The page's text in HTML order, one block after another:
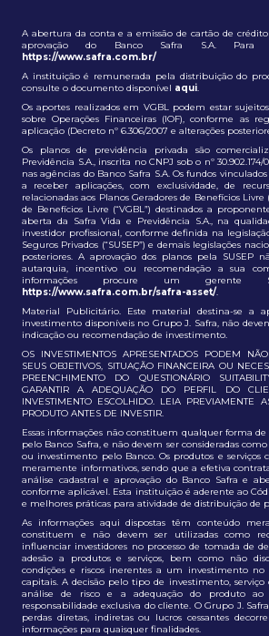
A abertura da conta e a emissão de cartão de
aprovação do Banco Safra S.A. Para
https://www.safra.com.br/
A instituição é remunerada pela distribuição do
consulte o documento disponível aqui.
Os aportes realizados em VGBL podem estar
sobre Operações Financeiras (IOF), conforme as
aplicação (Decreto nº 6.306/2007 e alterações
Os planos de previdência privada são
Previdência S.A., inscrita no CNPJ sob o nº
nas agências do Banco Safra S.A. Os fundos
a receber aplicações, com exclusividade, de
relacionadas aos Planos Geradores de Benefícios Livre
de Benefícios Livre (“VGBL”) destinados a
aberta da Safra Vida e Previdência S.A., na
investidor profissional, conforme definida na
Seguros Privados (“SUSEP”) e demais legislações
posteriores. A aprovação dos planos pela SUSEP
autarquia, incentivo ou recomendação a sua
informações procure um gerente
https://www.safra.com.br/safra-asset/.
Material Publicitário. Este material destina-se a
investimento disponíveis no Grupo J. Safra, não
indicação ou recomendação de investimento.
OS INVESTIMENTOS APRESENTADOS PODEM
SEUS OBJETIVOS, SITUAÇÃO FINANCEIRA OU
PREENCHIMENTO DO QUESTIONÁRIO
GARANTIR A ADEQUAÇÃO DO PERFIL DO
INVESTIMENTO ESCOLHIDO. LEIA PREVIAMENTE
PRODUTO ANTES DE INVESTIR.
Essas informações não constituem qualquer forma
pelo Banco Safra, e não devem ser consideradas
ou investimento pelo Banco. Os produtos e serviços
meramente informativos, sendo que a efetiva
análise cadastral e aprovação do Banco Safra e
conforme aplicável. Esta instituição é aderente ao
e melhores práticas para atividade de distribuição de
As informações aqui dispostas têm conteúdo
constituem e não devem ser utilizadas como
influenciar investidores no processo de tomada de
adesão a produtos e serviços, bem como não
condições e riscos inerentes a um investimento
capitais. A decisão pelo tipo de investimento,
análise de risco e a adequação do produto
responsabilidade exclusiva do cliente. O Grupo J.
perdas diretas, indiretas ou lucros cessantes
informações para quaisquer finalidades.